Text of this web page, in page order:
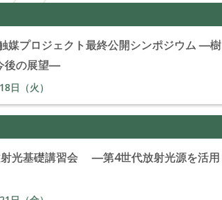
媒プロジェクト最終公開シンポジウム ―樹
後の展望―
18日（火）
射光基礎講習会 ―第4世代放射光源を活用